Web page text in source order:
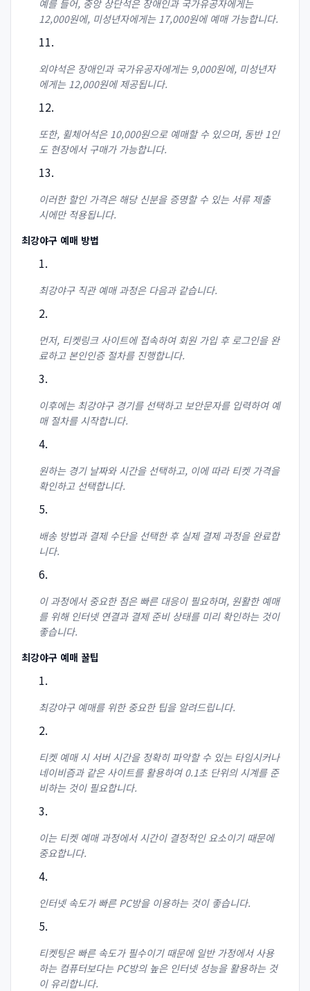
예를 들어, 중앙 상단석은 장애인과 국가유공자에게는
12,000원에, 미성년자에게는 17,000원에 예매 가능합니다.
외야석은 장애인과 국가유공자에게는 9,000원에, 미성년자
에게는 12,000원에 제공됩니다.
또한, 휠체어석은 10,000원으로 예매할 수 있으며, 동반 1인
도 현장에서 구매가 가능합니다.
이러한 할인 가격은 해당 신분을 증명할 수 있는 서류 제출
시에만 적용됩니다.
최강야구 예매 방법
최강야구 직관 예매 과정은 다음과 같습니다.
먼저, 티켓링크 사이트에 접속하여 회원 가입 후 로그인을 완
료하고 본인인증 절차를 진행합니다.
이후에는 최강야구 경기를 선택하고 보안문자를 입력하여 예
매 절차를 시작합니다.
원하는 경기 날짜와 시간을 선택하고, 이에 따라 티켓 가격을
확인하고 선택합니다.
배송 방법과 결제 수단을 선택한 후 실제 결제 과정을 완료합
니다.
이 과정에서 중요한 점은 빠른 대응이 필요하며, 원활한 예매
를 위해 인터넷 연결과 결제 준비 상태를 미리 확인하는 것이
좋습니다.
최강야구 예매 꿀팁
최강야구 예매를 위한 중요한 팁을 알려드립니다.
티켓 예매 시 서버 시간을 정확히 파악할 수 있는 타임시커나
네이비즘과 같은 사이트를 활용하여 0.1초 단위의 시계를 준
비하는 것이 필요합니다.
이는 티켓 예매 과정에서 시간이 결정적인 요소이기 때문에
중요합니다.
인터넷 속도가 빠른 PC방을 이용하는 것이 좋습니다.
티켓팅은 빠른 속도가 필수이기 때문에 일반 가정에서 사용
하는 컴퓨터보다는 PC방의 높은 인터넷 성능을 활용하는 것
이 유리합니다.